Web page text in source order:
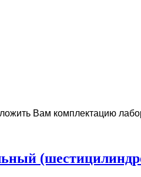
Вам комплектацию